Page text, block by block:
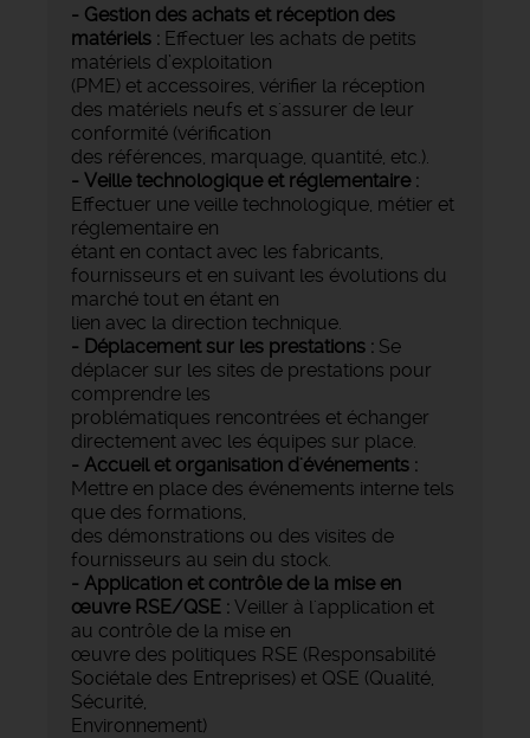
- Gestion des achats et réception des
matériels : Effectuer les achats de petits
matériels d’exploitation
(PME) et accessoires, vérifier la réception
des matériels neufs et s'assurer de leur
conformité (vérification
des références, marquage, quantité, etc.).
- Veille technologique et réglementaire :
Effectuer une veille technologique, métier et
réglementaire en
étant en contact avec les fabricants,
fournisseurs et en suivant les évolutions du
marché tout en étant en
lien avec la direction technique.
- Déplacement sur les prestations : Se
déplacer sur les sites de prestations pour
comprendre les
problématiques rencontrées et échanger
directement avec les équipes sur place.
- Accueil et organisation d'événements :
Mettre en place des événements interne tels
que des formations,
des démonstrations ou des visites de
fournisseurs au sein du stock.
- Application et contrôle de la mise en
œuvre RSE/QSE : Veiller à l'application et
au contrôle de la mise en
œuvre des politiques RSE (Responsabilité
Sociétale des Entreprises) et QSE (Qualité,
Sécurité,
Environnement)